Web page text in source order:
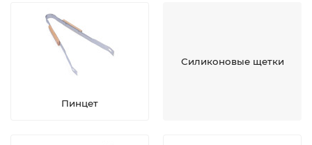
Пинцет
Силиконовые щетки